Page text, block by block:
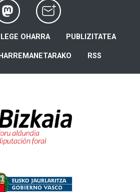
LEGE OHARRA PUBLIZITATEA
HARREMANETARAKO RSS